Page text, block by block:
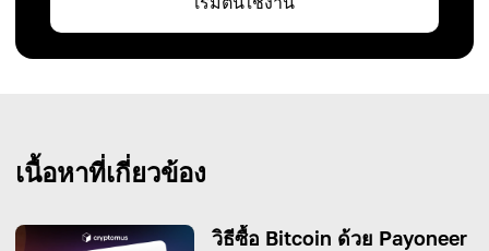
เนื้อหาที่เกี่ยวข้อง
วิธีซื้อ Bitcoin ด้วย Payoneer